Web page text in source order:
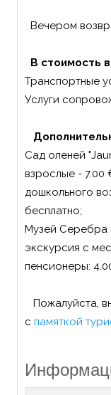
Вечером
В стоимость
Транспортные
Услуги
Сад оленей
взрослые -
дошкольного
бесплатно;
Музей Серебра
экскурсия с
пенсионеры:
Пожалуйста,
с памяткой